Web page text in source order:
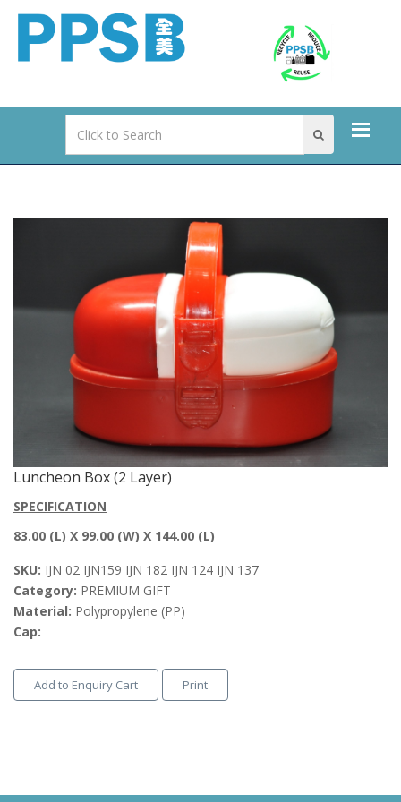
Luncheon Box (2 Layer)
SPECIFICATION
83.00 (L) X 99.00 (W) X 144.00 (L)
SKU: IJN 02 IJN159 IJN 182 IJN 124 IJN 137
Category: PREMIUM GIFT
Material: Polypropylene (PP)
Cap:
Add to Enquiry Cart Print